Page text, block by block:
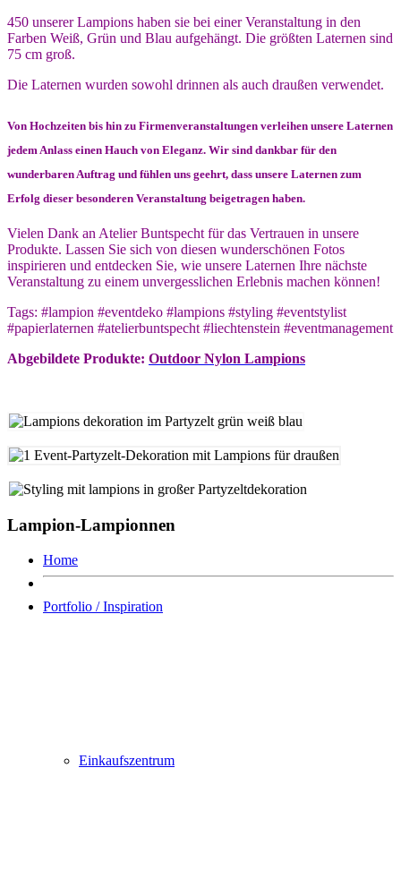
450 unserer Lampions haben sie bei einer Veranstaltung in den
Farben Weiß, Grün und Blau aufgehängt. Die größten Laternen sind
75 cm groß.
Die Laternen wurden sowohl drinnen als auch draußen verwendet.
Von Hochzeiten bis hin zu Firmenveranstaltungen verleihen unsere Laternen
jedem Anlass einen Hauch von Eleganz. Wir sind dankbar für den
wunderbaren Auftrag und fühlen uns geehrt, dass unsere Laternen zum
Erfolg dieser besonderen Veranstaltung beigetragen haben.
Vielen Dank an Atelier Buntspecht für das Vertrauen in unsere
Produkte. Lassen Sie sich von diesen wunderschönen Fotos
inspirieren und entdecken Sie, wie unsere Laternen Ihre nächste
Veranstaltung zu einem unvergesslichen Erlebnis machen können!
Tags: #lampion #eventdeko #lampions #styling #eventstylist
#papierlaternen #atelierbuntspecht #liechtenstein #eventmanagement
Abgebildete Produkte: Outdoor Nylon Lampions
Lampion-Lampionnen
Home
Portfolio / Inspiration
Einkaufszentrum